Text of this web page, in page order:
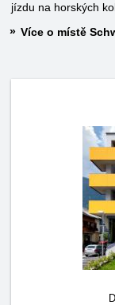
jízdu na horských
Více o místě